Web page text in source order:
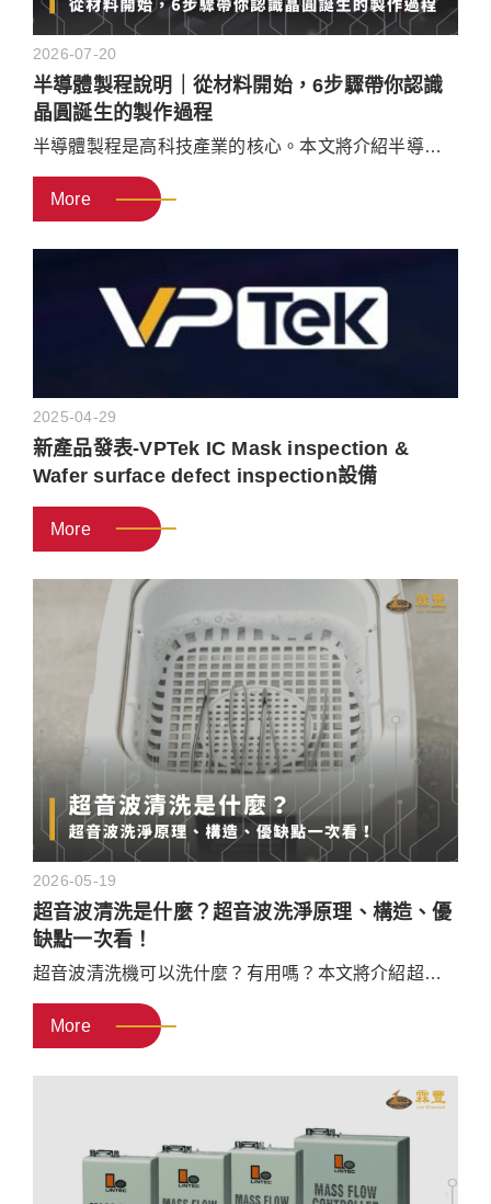
2026-07-20
半導體製程說明｜從材料開始，6步驟帶你認識
晶圓誕生的製作過程
半導體製程是高科技產業的核心。本文將介紹半導體
製程順序、半導體元件製造的所需材料，以及常見的
半導體用途，帶你一次掌握半導體製造流程！文末再
More
2025-04-29
新產品發表-VPTek IC Mask inspection &
Wafer surface defect inspection設備
More
2026-05-19
超音波清洗是什麼？超音波洗淨原理、構造、優
缺點一次看！
超音波清洗機可以洗什麼？有用嗎？本文將介紹超音
波清洗機的原理，以及組成超音波清洗機的所需零
件，並說明超音波洗淨的優缺點、用途，和選購的5大
More